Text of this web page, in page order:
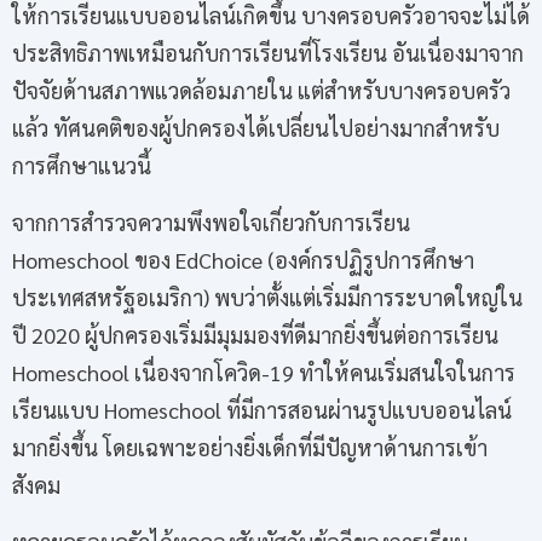
ให้การเรียนแบบออนไลน์เกิดขึ้น บางครอบครัวอาจจะไม่ได้
ประสิทธิภาพเหมือนกับการเรียนที่โรงเรียน อันเนื่องมาจาก
ปัจจัยด้านสภาพแวดล้อมภายใน แต่สำหรับบางครอบครัว
แล้ว ทัศนคติของผู้ปกครองได้เปลี่ยนไปอย่างมากสำหรับ
การศึกษาแนวนี้
จากการสำรวจความพึงพอใจเกี่ยวกับการเรียน
Homeschool ของ EdChoice (องค์กรปฏิรูปการศึกษา
ประเทศสหรัฐอเมริกา) พบว่าตั้งแต่เริ่มมีการระบาดใหญ่ใน
ปี 2020 ผู้ปกครองเริ่มมีมุมมองที่ดีมากยิ่งขึ้นต่อการเรียน
Homeschool เนื่องจากโควิด-19 ทำให้คนเริ่มสนใจในการ
เรียนแบบ Homeschool ที่มีการสอนผ่านรูปแบบออนไลน์
มากยิ่งขึ้น โดยเฉพาะอย่างยิ่งเด็กที่มีปัญหาด้านการเข้า
สังคม